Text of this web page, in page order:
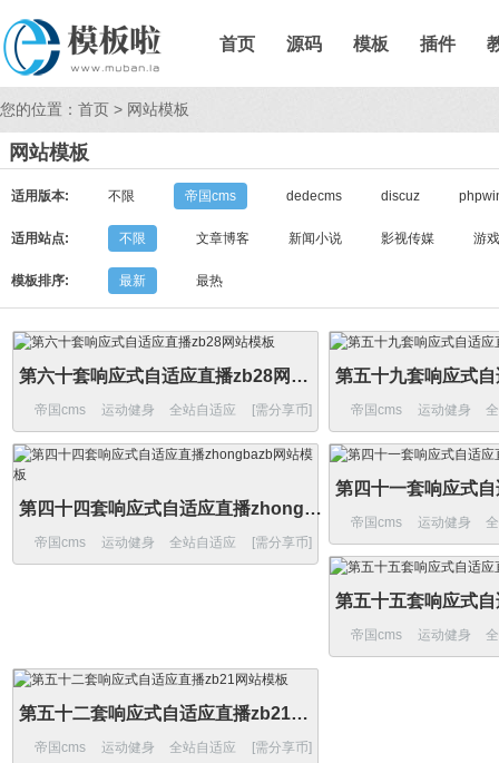
首页 源码 模板 插件
您的位置： 首页 > 网站模板
网站模板
适用版本: 不限 帝国cms dedecms discuz
适用站点: 不限 文章博客 新闻小说 影视传媒 游
模板排序: 最新 最热
第六十套响应式自适应直播zb28网站模板
帝国cms 运动健身 全站自适应 [需分享币] 帝国cms 运动健身
第四十四套响应式自适应直播zhongbazb网站模板
帝国cms 运动健身 全站自适应 [需分享币]
帝国cms 运动健身
帝国cms 运动健身
第五十二套响应式自适应直播zb21网站模板
帝国cms 运动健身 全站自适应 [需分享币]